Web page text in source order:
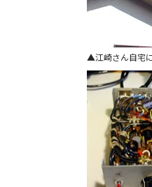
江崎さん自宅